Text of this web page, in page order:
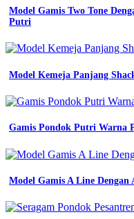
s
outdoor
kemeja
hitam
baju
seragam
pramugari
berhijab
baju
seragam
kerja
pramugara
Model Gamis Two Tone
Putri
Model Kemeja Panjang
Gamis Pondok Putri Warna
Model Gamis A Line Dengan